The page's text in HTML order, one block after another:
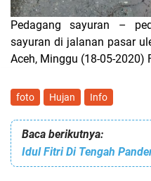
Pedagang sayuran –
sayuran di jalanan pasar
Aceh, Minggu (18-05-2020)
foto Hujan Info
Baca berikutnya: